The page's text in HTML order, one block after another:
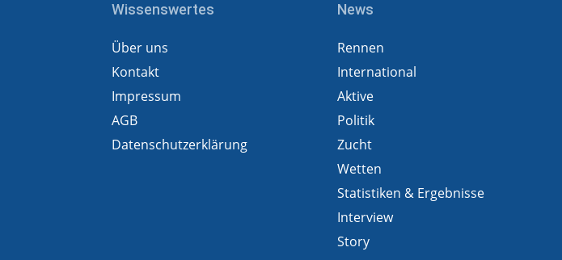
Wissenswertes
Über uns
Kontakt
Impressum
AGB
Datenschutzerklärung
News
Rennen
International
Aktive
Politik
Zucht
Wetten
Statistiken & Ergebnisse
Interview
Story